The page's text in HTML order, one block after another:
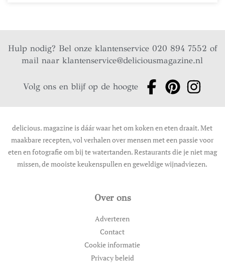
Hulp nodig? Bel onze klantenservice 020 894 7552 of
mail naarklantenservice@deliciousmagazine.nl
Volg ons en blijf op de hoogte
delicious. magazine is dáár waar het om koken en eten draait. Met
maakbare recepten, vol verhalen over mensen met een passie voor
eten en fotografie om bij te watertanden. Restaurants die je niet mag
missen, de mooiste keukenspullen en geweldige wijnadviezen.
Over ons
Adverteren
Contact
Cookie informatie
Privacy beleid